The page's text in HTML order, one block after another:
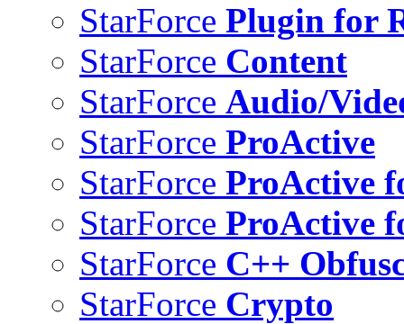
StarForce Plugin for
StarForce Content
StarForce Audio/
StarForce ProActive
StarForce ProActive
StarForce ProActive
StarForce C++
StarForce Crypto